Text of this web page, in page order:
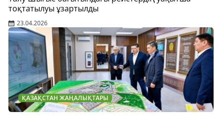
тоқтатылуы ұзартылды
23.04.2026
ҚАЗАҚСТАН ЖАҢАЛЫҚТАРЫ